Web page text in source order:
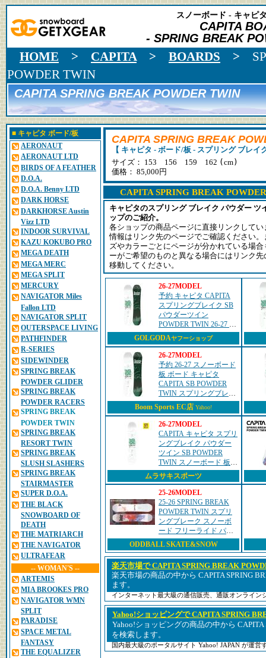
スノーボード - キャピ
CAPITA
- SPRING BREAK
HOME > CAPITA> BOARDS >
POWDER TWIN
CAPITA SPRING BREAK POWDER TWIN
■ キャピタ ボード/板
AERONAUT
AERONAUT LTD
BIRDS OF A FEATHER
D.O.A.
D.O.A. Benny LTD
DARK HORSE
DARKHORSE Austin
Vizz LTD
INDOOR SURVIVAL
KAZU KOKUBO PRO
MEGA DEATH
MEGA MERC
MEGA SPLIT
MERCURY
NAVIGATOR Miles
Fallon LTD
NAVIGATOR SPLIT
OUTERSPACE LIVING
PATHFINDER
R-SERIES
SIDEWINDER
SPRING BREAK
POWDER GLIDER
SPRING BREAK
POWDER RACERS
SPRING BREAK
POWDER TWIN
SPRING BREAK
RESORT TWIN
SPRING BREAK
SLUSH SLASHERS
SPRING BREAK
STAIRMASTER
SUPER D.O.A.
THE BLACK
SNOWBOARD OF
DEATH
THE MATRIARCH
THE NAVIGATOR
ULTRAFEAR
-- WOMAN'S --
ARTEMIS
MIA BROOKES PRO
NAVIGATOR WMN
SPLIT
PARADISE
SPACE METAL
FANTASY
THE EQUALIZER
CAPITA SPRING BREAK
【 キャピタ - ボード/板 - スプリング ブレイ
サイズ： 153 156 159 162 ( cm)
価格： 85,000円
CAPITA SPRING BREAK
キャピタのスプリング ブレイク パウダー ツ
ップのご紹介。
各ショップの商品ページに直接リンクして
情報はリンク先のページでご確認ください
ズやカラーごとにページが分かれている場
ーがご希望のものと異なる場合にはリンク
移動してください。
26-27MODEL
予約 キャピタ CAPITA
スプリングブレイク SB
パウダーツイン
POWDER TWIN 26-27 ス
ノーボード パウダー ツ
イン 正規品
GOLGODAヤフーショップ
26-27MODEL
予約 26-27 スノーボード
板 ボード キャピタ
CAPITA SB POWDER
TWIN スプリングブレイ
ク パウダー ツイン
21070301-MSC 日本正規
品
Boom Sports EC店 Yahoo!
26-27MODEL
CAPITA キャピタ スプリ
ングブレイク パウダー
ツイン SB POWDER
TWIN スノーボード 板
メンズ 26-27 早期購入
MM A23
ムラサキスポーツ
25-26MODEL
25-26 SPRING BREAK
POWDER TWIN スプリ
ングブレーク スノーボ
ード フリーライド パウ
ダー
ODDBALL SKATE&SNOW
楽天市場で CAPITA SPRING BREAK
楽天市場の商品の中から CAPITA SPRING
ます。
インターネット最大級の通信販売、通販オンライン
Yahoo!ショッピングで CAPITA SPRING
Yahoo!ショッピングの商品の中から CAPITA
を検索します。
国内最大級のポータルサイト Yahoo! JAPAN が運営